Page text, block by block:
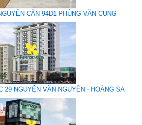
CĂN 94D1 PHÙNG VĂN CUNG
29 NGUYỄN VĂN NGUYỄN - HOÀNG SA